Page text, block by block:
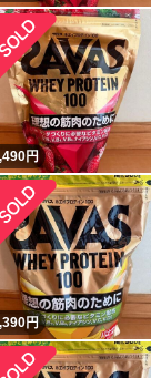
円
円